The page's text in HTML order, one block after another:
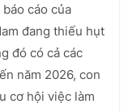
cáo của
đang thiếu hụt
đó có cả các
năm 2026, con
cơ hội việc làm